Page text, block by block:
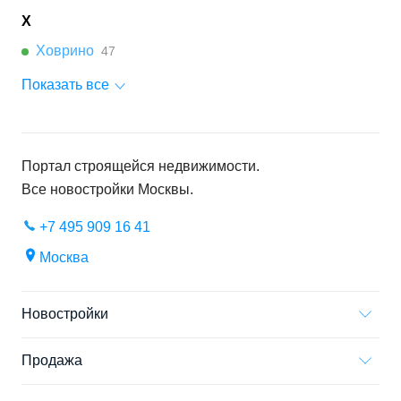
Х
Ховрино 47
Показать все
Портал строящейся недвижимости.
Все новостройки Москвы.
+7 495 909 16 41
Москва
Новостройки
Продажа